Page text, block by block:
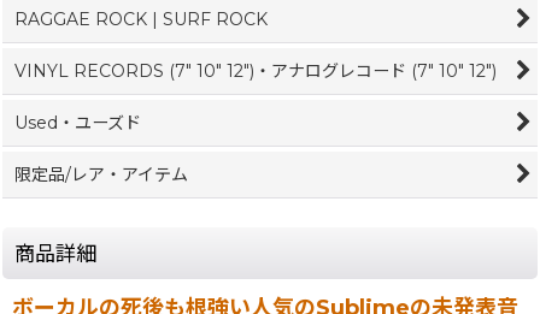
RAGGAE ROCK | SURF ROCK
VINYL RECORDS (7" 10" 12")・アナログレコード (7" 10" 12")
Used・ユーズド
限定品/レア・アイテム
商品詳細
ボーカルの死後も根強い人気のSublimeの未発表音